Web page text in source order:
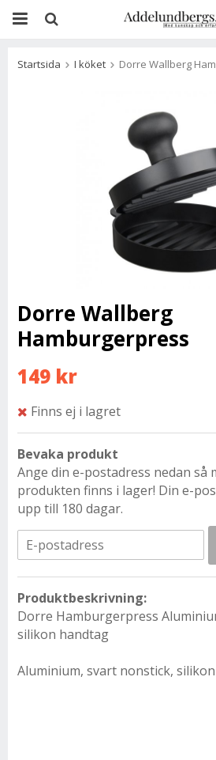
Startsida I köket Dorre Wallberg
Dorre Wallberg
Hamburgerpress
149 kr
Finns ej i lagret
Bevaka produkt
Ange din e-postadress nedan så
produkten finns i lager! Din e-
upp till 180 dagar.
Produktbeskrivning:
Dorre Hamburgerpress
silikon handtag
Aluminium, svart nonstick,